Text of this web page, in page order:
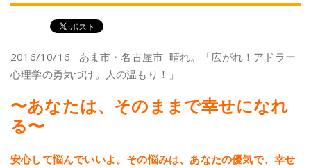
2016/10/16 あま市・名古屋市 晴れ。「広がれ！アドラー
心理学の勇気づけ。人の温もり！」
〜あなたは、そのままで幸せになれ
る〜
安心して悩んでいいよ。その悩みは、あなたの優気で、 幸せ